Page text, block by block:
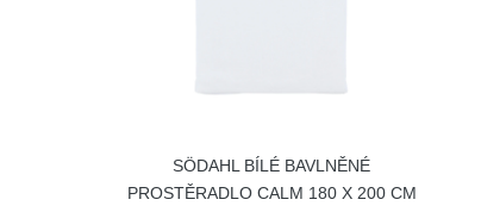
SÖDAHL BÍLÉ BAVLNĚNÉ
PROSTĚRADLO CALM 180 X 200 CM